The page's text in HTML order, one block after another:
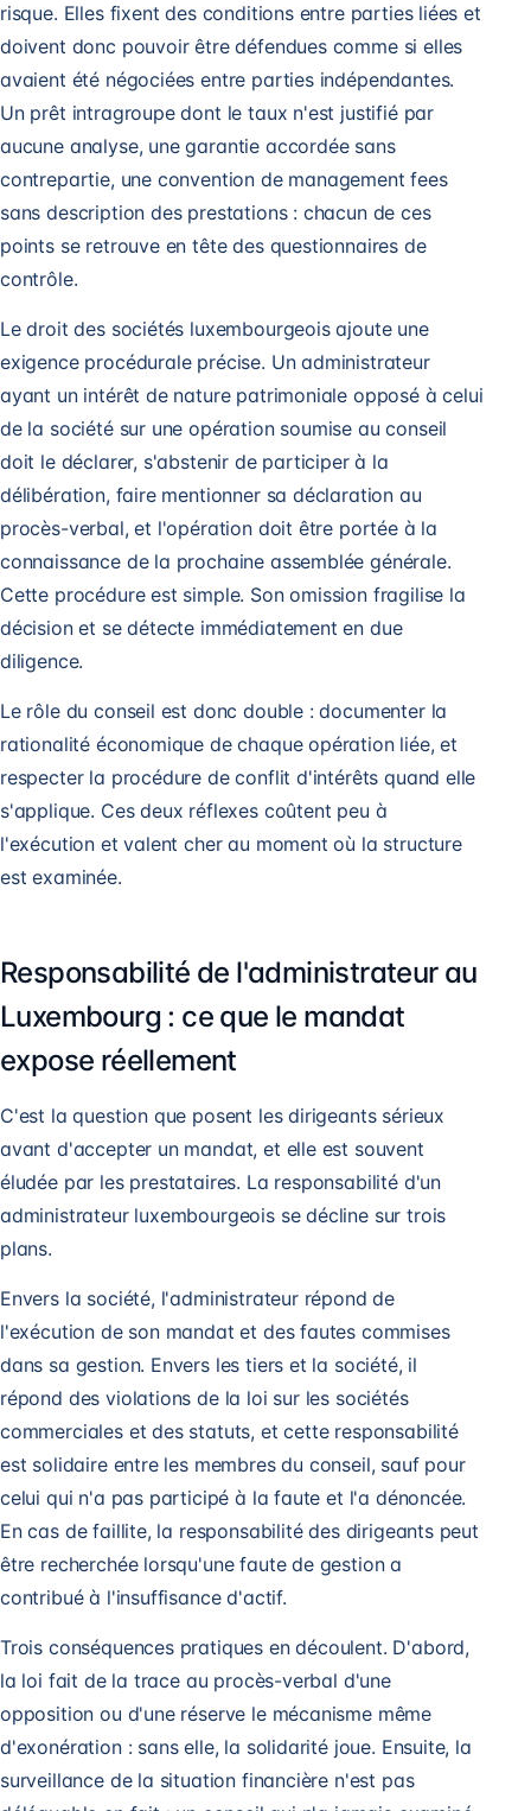
risque. Elles fixent des conditions entre parties liées et
doivent donc pouvoir être défendues comme si elles
avaient été négociées entre parties indépendantes.
Un prêt intragroupe dont le taux n'est justifié par
aucune analyse, une garantie accordée sans
contrepartie, une convention de management fees
sans description des prestations : chacun de ces
points se retrouve en tête des questionnaires de
contrôle.
Le droit des sociétés luxembourgeois ajoute une
exigence procédurale précise. Un administrateur
ayant un intérêt de nature patrimoniale opposé à celui
de la société sur une opération soumise au conseil
doit le déclarer, s'abstenir de participer à la
délibération, faire mentionner sa déclaration au
procès-verbal, et l'opération doit être portée à la
connaissance de la prochaine assemblée générale.
Cette procédure est simple. Son omission fragilise la
décision et se détecte immédiatement en due
diligence.
Le rôle du conseil est donc double : documenter la
rationalité économique de chaque opération liée, et
respecter la procédure de conflit d'intérêts quand elle
s'applique. Ces deux réflexes coûtent peu à
l'exécution et valent cher au moment où la structure
est examinée.
Responsabilité de l'administrateur au
Luxembourg : ce que le mandat
expose réellement
C'est la question que posent les dirigeants sérieux
avant d'accepter un mandat, et elle est souvent
éludée par les prestataires. La responsabilité d'un
administrateur luxembourgeois se décline sur trois
plans.
Envers la société, l'administrateur répond de
l'exécution de son mandat et des fautes commises
dans sa gestion. Envers les tiers et la société, il
répond des violations de la loi sur les sociétés
commerciales et des statuts, et cette responsabilité
est solidaire entre les membres du conseil, sauf pour
celui qui n'a pas participé à la faute et l'a dénoncée.
En cas de faillite, la responsabilité des dirigeants peut
être recherchée lorsqu'une faute de gestion a
contribué à l'insuffisance d'actif.
Trois conséquences pratiques en découlent. D'abord,
la loi fait de la trace au procès-verbal d'une
opposition ou d'une réserve le mécanisme même
d'exonération : sans elle, la solidarité joue. Ensuite, la
surveillance de la situation financière n'est pas